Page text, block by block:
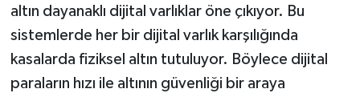
altın dayanaklı dijital varlıklar öne çıkıyor. Bu
sistemlerde her bir dijital varlık karşılığında
kasalarda fiziksel altın tutuluyor. Böylece dijital
paraların hızı ile altının güvenliği bir araya